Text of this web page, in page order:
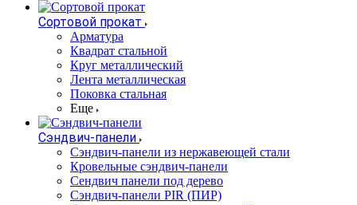
Сортовой прокат
Арматура
Квадрат стальной
Круг металлический
Лента металлическая
Поковка стальная
Еще
Сэндвич-панели
Cэндвич-панели из нержавеющей стали
Кровельные сэндвич-панели
Сендвич панели под дерево
Сэндвич-панели PIR (ПИР)